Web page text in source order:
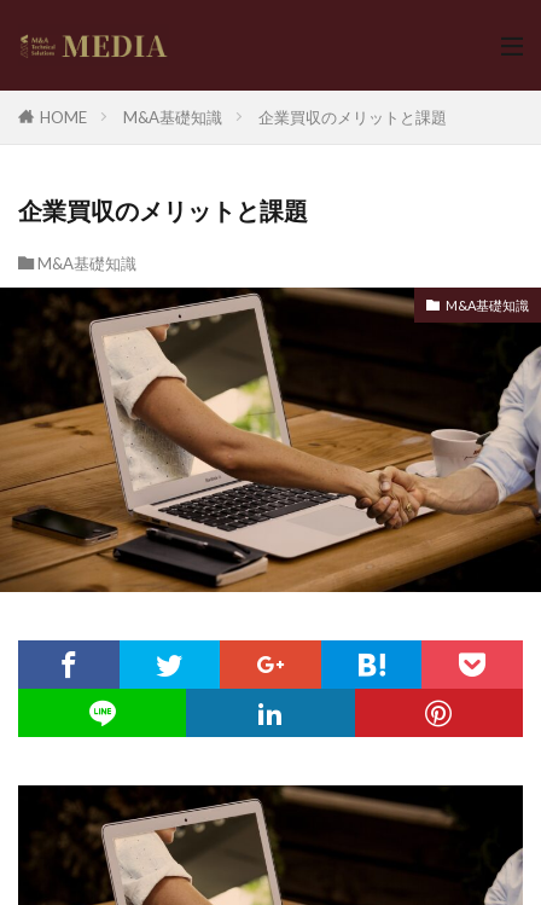
HOME M&A基礎知識 企業買収のメリットと課題
企業買収のメリットと課題
M&A基礎知識
M&A基礎知識